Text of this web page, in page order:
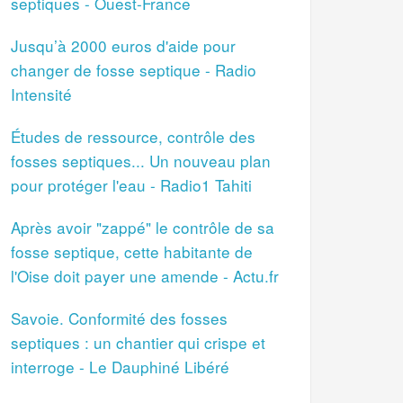
Jusqu’à 2000 euros d'aide pour
changer de fosse septique - Radio
Intensité
Études de ressource, contrôle des
fosses septiques... Un nouveau plan
pour protéger l'eau - Radio1 Tahiti
Après avoir "zappé" le contrôle de sa
fosse septique, cette habitante de
l'Oise doit payer une amende - Actu.fr
Savoie. Conformité des fosses
septiques : un chantier qui crispe et
interroge - Le Dauphiné Libéré